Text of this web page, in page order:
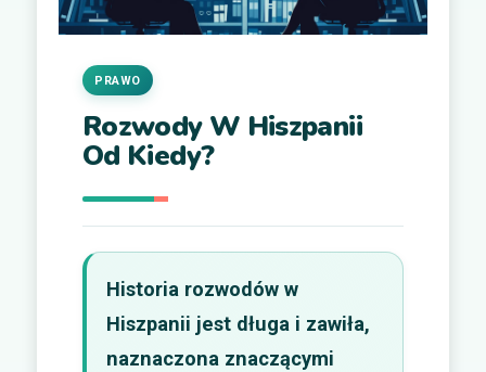
Rozwody W Hiszpanii
Od Kiedy?
PRAWO
Historia rozwodów w
Hiszpanii jest długa i zawiła,
naznaczona znaczącymi